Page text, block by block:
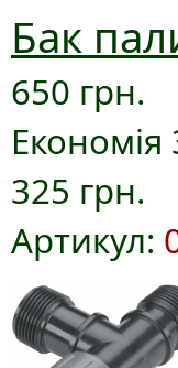
Бак
650 грн.
Економія
325 грн.
Артикул: